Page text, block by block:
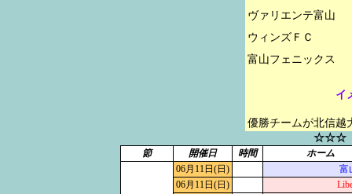
ヴァリエンテ富山
ウィンズＦＣ
イ
優勝チームが北信越
☆☆☆
節 開催日 時間 ホーム
06月11日(日)
富
06月11日(日)